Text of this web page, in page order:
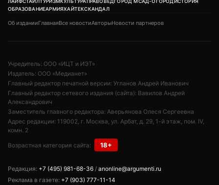
ОБРАЗОВАНИЕАРМИЯХАЙТЕКСКАНДАЛ
Об изданииГлавнаяВсе новостиАвторыНовости партнеров
Учредитель: ООО «ИЦТ и ИЭТ»
Издатель: ООО «Медианет»
Главный редактор печатной версии: Угланов Андрей Иванович
Главный редактор сетевого издания (сайта): Вавилов Андрей
Александрович
Заместитель главного редактора: Аверьянова Олеся Сергеевна
Адрес редакции: 119002, г. Москва, ул. Арбат, д. 29, 1-й этаж, пом. IV,
комн. 2
Возрастная категория сайта: 18+
Редакция: +7 (495) 981-68-36 / anonline@argumenti.ru
Реклама в газете: +7 (903) 777-11-14